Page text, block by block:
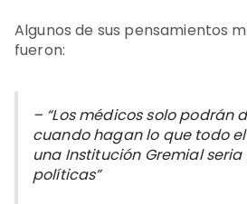
Algunos de sus pensamientos
fueron:
– “Los médicos solo podrán
cuando hagan lo que todo
una Institución Gremial
políticas”